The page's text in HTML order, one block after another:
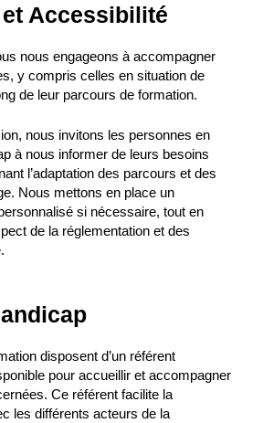
Accessibilité
nous engageons à accompagner
y compris celles en situation de
de leur parcours de formation.
nous invitons les personnes en
à nous informer de leurs besoins
l’adaptation des parcours et des
Nous mettons en place un
si nécessaire, tout en
de la réglementation et des
disposent d’un référent
pour accueillir et accompagner
Ce référent facilite la
les différents acteurs de la